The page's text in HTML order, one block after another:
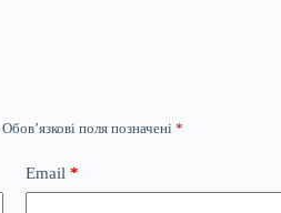
Обов’язкові поля позначені *
Email *